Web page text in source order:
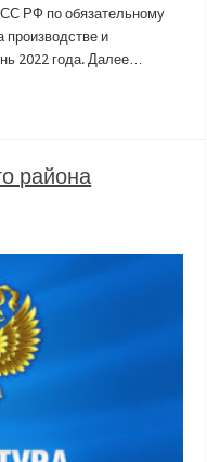
РФ по обязательному
производстве и
2022 года. Далее…
района